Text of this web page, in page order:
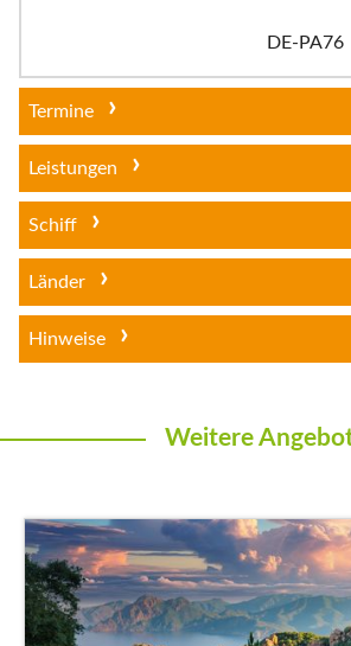
DE-PA76
Termine
Leistungen
Schiff
Länder
Hinweise
Weitere